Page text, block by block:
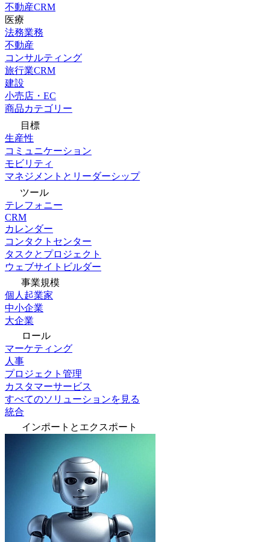
不動産CRM
医療
法務業務
不動産
コンサルティング
旅行業CRM
建設
小売店・EC
商品カテゴリー
目標
生産性
コミュニケーション
モビリティ
マネジメントとリーダーシップ
ツール
テレフォニー
CRM
カレンダー
コンタクトセンター
タスクとプロジェクト
ウェブサイトビルダー
事業規模
個人起業家
中小企業
大企業
ロール
マーケティング
人事
プロジェクト管理
カスタマーサービス
すべてのソリューションを見る
統合
インポートとエクスポート